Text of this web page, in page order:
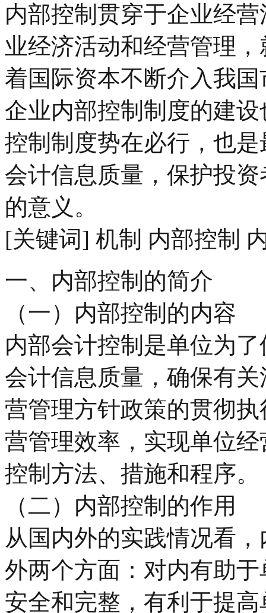
内部控制贯穿于企业经
业经济活动和经营管理
着国际资本不断介入我
企业内部控制制度的建
控制制度势在必行，也
会计信息质量，保护投
的意义。
[关键词] 机制 内部控制
一、内部控制的简介
（一）内部控制的内容
内部会计控制是单位为
会计信息质量，确保有
营管理方针政策的贯彻
营管理效率，实现单位
控制方法、措施和程序。
（二）内部控制的作用
从国内外的实践情况看
外两个方面：对内有助
安全和完整，有利于提